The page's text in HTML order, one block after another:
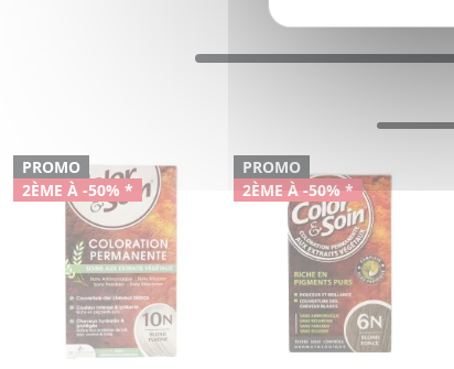
PROMO
2ÈME À -50% *
PROMO
2ÈME À -50% *